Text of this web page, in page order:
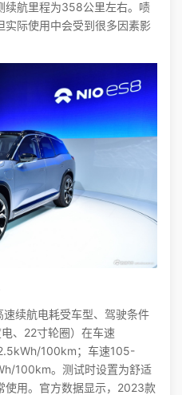
续航里程为358公里左右。啧
实际使用中会受到很多因素影
速续航电耗受车型、驾驶条件
、22寸轮圈）在车速
100km；车速105-
100km。测试时设置为舒适
使用。官方数据显示，2023款